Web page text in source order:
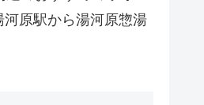
原駅から湯河原惣湯